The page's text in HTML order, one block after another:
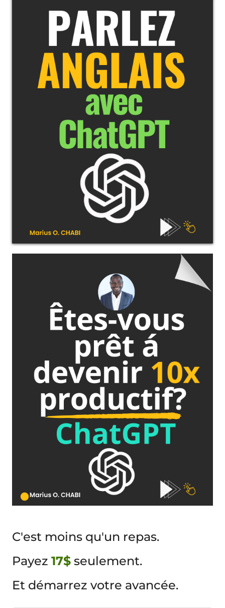
C'est moins qu'un repas.
Payez 17$ seulement.
Et démarrez votre avancée.